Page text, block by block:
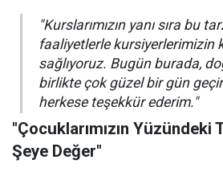
"Kurslarımızın yanı sıra bu
faaliyetlerle kursiyerlerimizin
sağlıyoruz. Bugün burada,
birlikte çok güzel bir gün
herkese teşekkür ederim."
"Çocuklarımızın Yüzündeki
Şeye Değer"